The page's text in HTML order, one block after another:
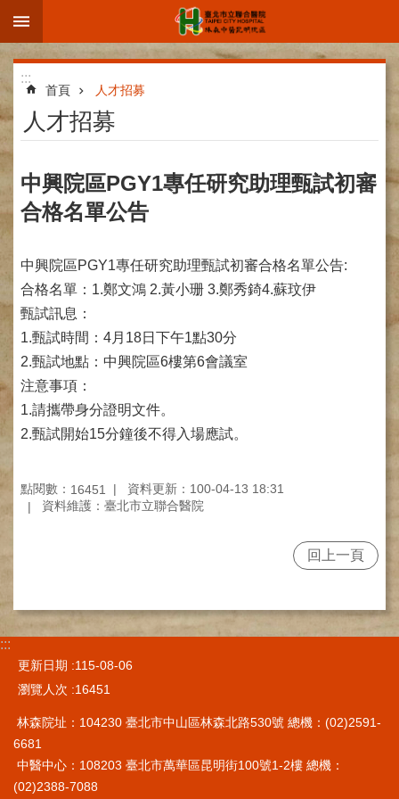
跳到主要內容區塊
進
階
尋
院
簡
介
部
科
介
紹
路
掛
就
中
醫
際
交
訓
練
中
心
:::
首頁 人才招募
人才招募
中興院區PGY1專任研究助理甄試初審
合格名單公告
中興院區PGY1專任研究助理甄試初審合格名單公告:
合格名單：1.鄭文鴻 2.黃小珊 3.鄭秀錡4.蘇玟伊
甄試訊息：
1.甄試時間：4月18日下午1點30分
2.甄試地點：中興院區6樓第6會議室
注意事項：
1.請攜帶身分證明文件。
2.甄試開始15分鐘後不得入場應試。
點閱數： 16451
資料更新：100-04-13 18:31
資料維護：臺北市立聯合醫院
回上一頁
:::
更新日期
115-08-06
瀏覽人次
16451
林森院址：104230 臺北市中山區林森北路530號 總機：(02)2591-
6681
中醫中心：108203 臺北市萬華區昆明街100號1-2樓 總機：
(02)2388-7088